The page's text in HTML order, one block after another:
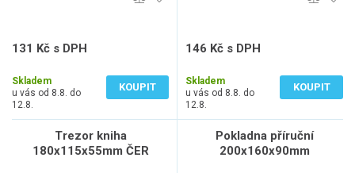
131 Kč s DPH
Skladem
u vás od 8.8. do
12.8.
KOUPIT
146 Kč s DPH
Skladem
u vás od 8.8. do
12.8.
KOUPIT
Trezor kniha
180x115x55mm ČER
Pokladna příruční
200x160x90mm